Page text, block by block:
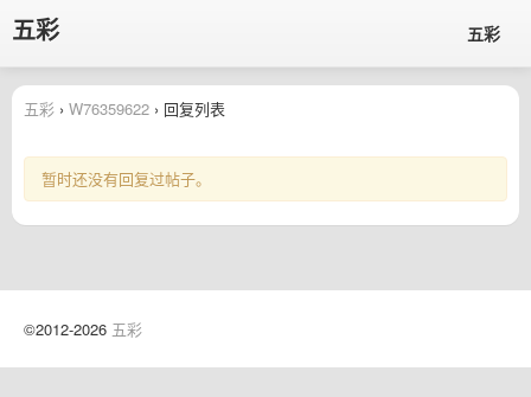
五彩 五彩
五彩 › W76359622 › 回复列表
暂时还没有回复过帖子。
©2012-2026 五彩